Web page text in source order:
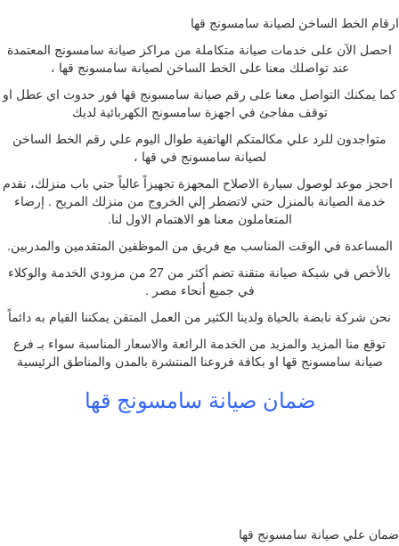
ارقام الخط الساخن لصيانة سامسونج قها
احصل الآن على خدمات صيانة متكاملة من مراكز صيانة سامسونج المعتمدة
عند تواصلك معنا على الخط الساخن لصيانة سامسونج قها ،
كما يمكنك التواصل معنا على رقم صيانة سامسونج قها فور حدوث اي عطل او
توقف مفاجئ في اجهزة سامسونج الكهربائية لديك
متواجدون للرد علي مكالمتكم الهاتفية طوال اليوم علي رقم الخط الساخن
لصيانة سامسونج في قها ،
احجز موعد لوصول سيارة الاصلاح المجهزة تجهيزاً عالياً حتي باب منزلك، نقدم
خدمة الصيانة بالمنزل حتي لاتضطر إلي الخروج من منزلك المريح . إرضاء
المتعاملون معنا هو الاهتمام الاول لنا.
المساعدة في الوقت المناسب مع فريق من الموظفين المتقدمين والمدربين.
بالأخص في شبكة صيانة متقنة تضم أكثر من 27 من مزودي الخدمة والوكلاء
في جميع أنحاء مصر .
نحن شركة نابضة بالحياة ولدينا الكثير من العمل المتقن يمكننا القيام به دائماً
توقع منا المزيد والمزيد من الخدمة الرائعة والاسعار المناسبة سواء بـ فرع
صيانة سامسونج قها او بكافة فروعنا المنتشرة بالمدن والمناطق الرئيسية
ضمان صيانة سامسونج قها
ضمان علي صيانة سامسونج قها